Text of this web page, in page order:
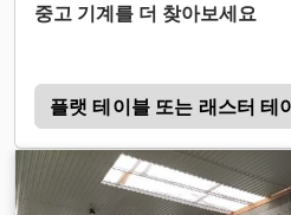
중고 기계를 더 찾아보세요
플랫 테이블 또는 래스터 테